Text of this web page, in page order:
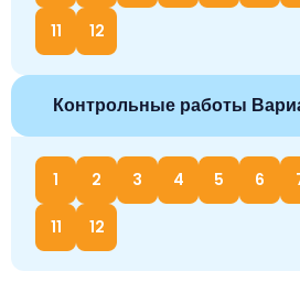
11 12
Контрольные работы
1 2 3 4 5 6
11 12